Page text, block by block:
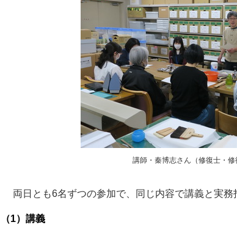
講師・秦博志さん（修復士・修
両日とも6名ずつの参加で、同じ内容で講義と実務
（1）講義